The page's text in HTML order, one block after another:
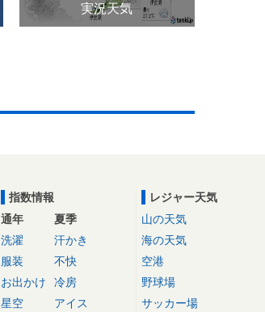
実況天気
指数情報
通年
洗濯
服装
お出かけ
星空
夏季
汗かき
不快
冷房
アイス
レジャー天気
山の天気
海の天気
空港
野球場
サッカー場